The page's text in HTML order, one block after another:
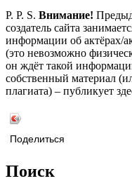
P. P. S. Внимание!
создатель сайта
информации об актёрах/
(это невозможно
он ждёт такой
собственный материал
плагиата) – публикует
Поделиться
Поиск